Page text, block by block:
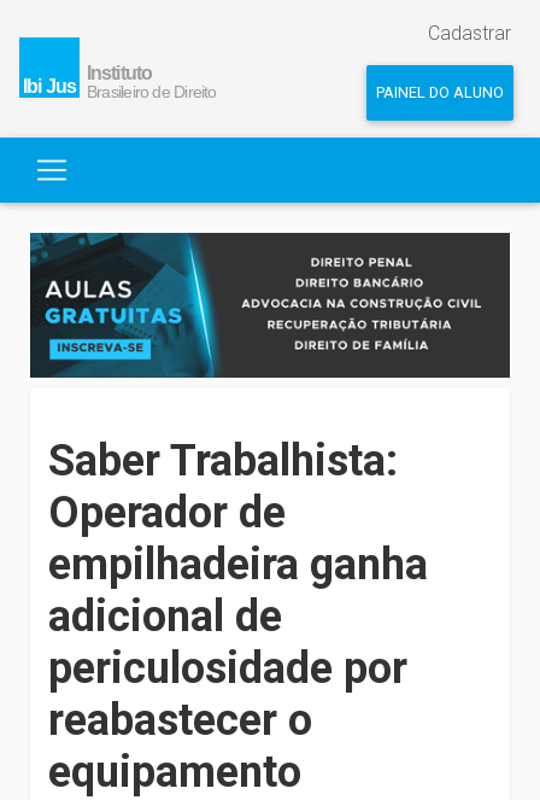
Cadastrar
PAINEL DO ALUNO
Saber Trabalhista:
Operador de
empilhadeira ganha
adicional de
periculosidade por
reabastecer o
equipamento